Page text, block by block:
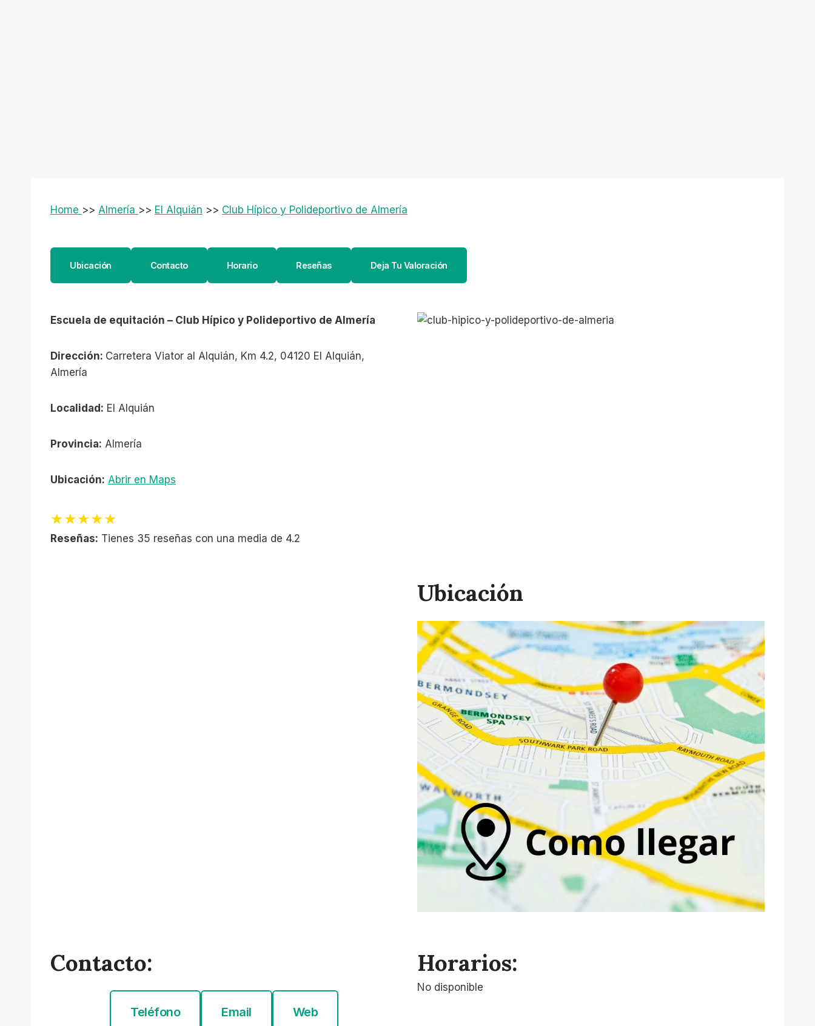
Home >> Almería >> El Alquián >> Club Hípico y Polideportivo de Almería
Ubicación Contacto Horario Reseñas Deja Tu Valoración
Escuela de equitación – Club Hípico y Polideportivo de Almería
Dirección: Carretera Viator al Alquián, Km 4.2, 04120 El Alquián,
Almería
Localidad: El Alquián
Provincia: Almería
Ubicación: Abrir en Maps
★★★★★
Reseñas: Tienes 35 reseñas con una media de 4.2
Ubicación
Contacto:
Teléfono Email Web
Horarios:
No disponible